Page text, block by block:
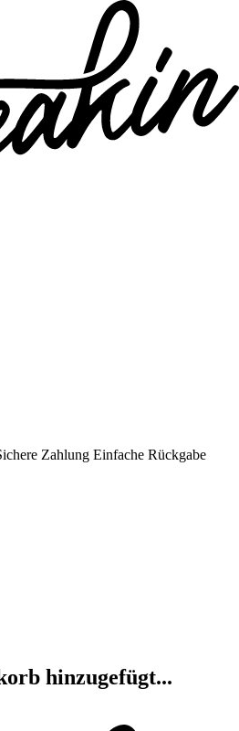
Zahlung Einfache Rückgabe
hinzugefügt...